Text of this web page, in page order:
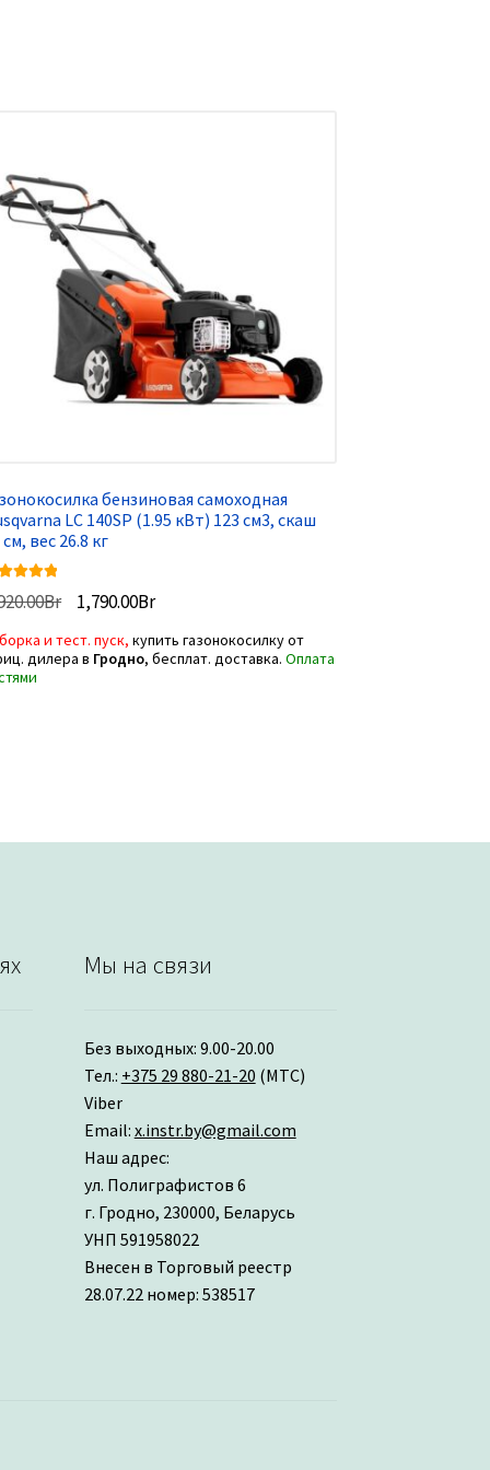
бензиновая самоходная
LC 140SP (1.95 кВт) 123 см3, скаш
вес 26.8 кг
Br Первоначальная
составляла
1,920.00Br.
1,790.00BrТекущая
1,790.00Br.
и тест. пуск, купить газонокосилку от
дилера в Гродно, бесплат. доставка.Оплата
Мы на связи
Без выходных: 9.00-20.00
Тел.: +375 29 880-21-20 (МТС)
Viber
Email: x.instr.by@gmail.com
Наш адрес:
ул. Полиграфистов 6
г. Гродно, 230000, Беларусь
УНП 591958022
Внесен в Торговый реестр
28.07.22 номер: 538517